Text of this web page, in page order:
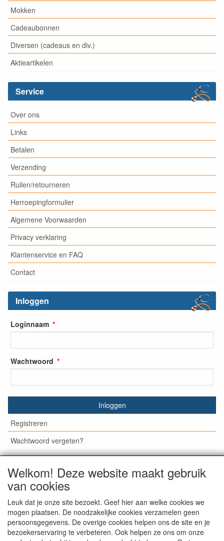
Mokken
Cadeaubonnen
Diversen (cadeaus en div.)
Aktieartikelen
Service
Over ons
Links
Betalen
Verzending
Ruilen/retourneren
Herroepingformulier
Algemene Voorwaarden
Privacy verklaring
Klantenservice en FAQ
Contact
Inloggen
Loginnaam
Wachtwoord
Inloggen
Registreren
Wachtwoord vergeten?
© Medisan Trading | Alblasserdam. Alle genoemde prijzen
zijn inclusief BTW en exclusief
verzendkosten , tenzij anders
staat aangegeven.
Welkom! Deze website maakt gebruik
van cookies
Leuk dat je onze site bezoekt. Geef hier aan welke cookies we
mogen plaatsen. De noodzakelijke cookies verzamelen geen
persoonsgegevens. De overige cookies helpen ons de site en je
bezoekerservaring te verbeteren. Ook helpen ze ons om onze